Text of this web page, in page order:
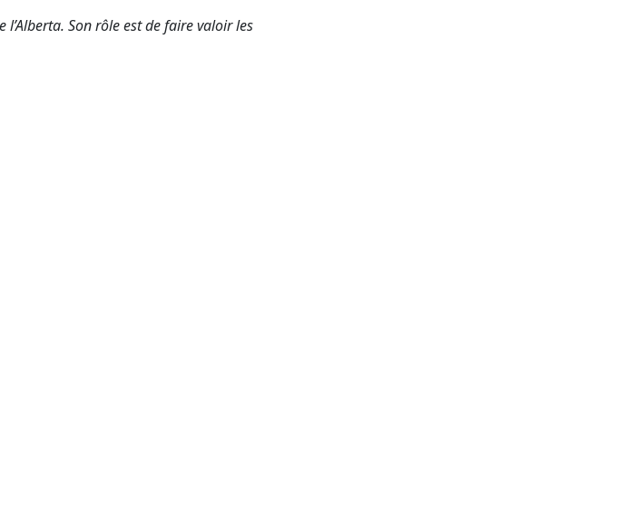
Son rôle est de faire valoir les